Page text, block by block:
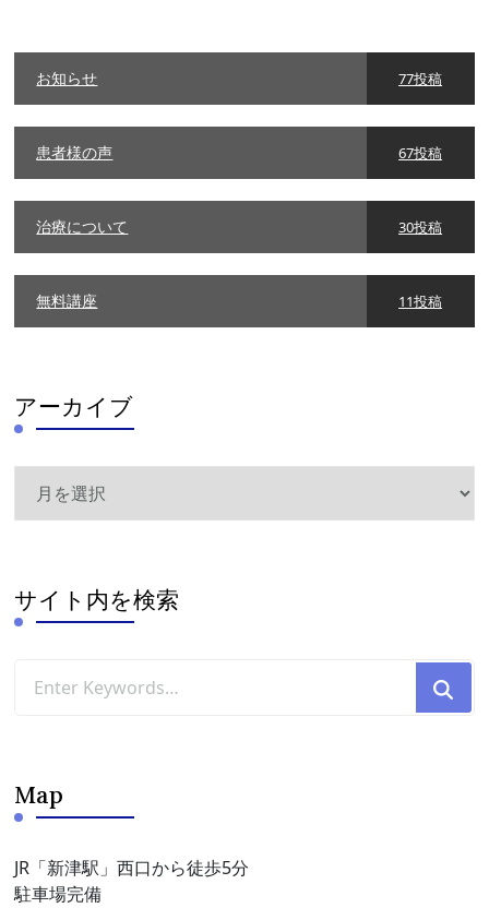
ー
お知らせ 77投稿
患者様の声 67投稿
治療について 30投稿
無料講座 11投稿
アーカイブ
サイト内を検索
for
Map
JR「新津駅」西口から徒歩5分
駐車場完備